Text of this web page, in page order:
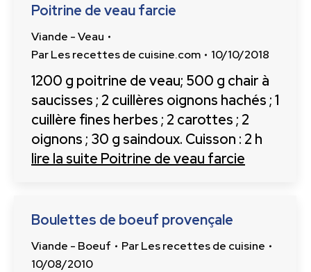
Poitrine de veau farcie
Viande - Veau
ParLes recettes de cuisine.com 10/10/2018
1200 g poitrine de veau; 500 g chair à
saucisses ; 2 cuillères oignons hachés ; 1
cuillère fines herbes ; 2 carottes ; 2
oignons ; 30 g saindoux. Cuisson : 2 h
lire la suite Poitrine de veau farcie
Boulettes de boeuf provençale
Viande - Boeuf ParLes recettes de cuisine
10/08/2010